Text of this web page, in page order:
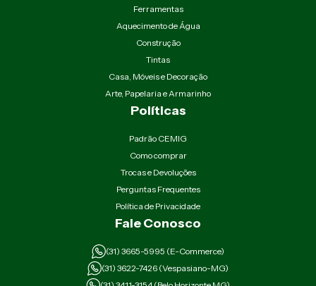
Ferramentas
Aquecimento de Água
Construção
Tintas
Casa, Móveis e Decoração
Arte, Papelaria e Armarinho
Políticas
Padrão CEMIG
Como comprar
Trocas e Devoluções
Perguntas Frequentes
Política de Privacidade
Fale Conosco
(31) 3665-5995 (E-Commerce)
(31) 3622-7426 (Vespasiano-MG)